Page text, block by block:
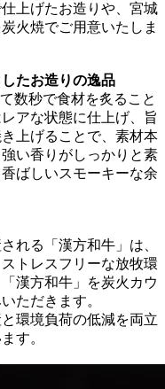
上げたお造りや、宮城
火焼でご用意いたしま
たお造りの逸品
数秒で食材を炙ること
アな状態に仕上げ、旨
上げることで、素材本
い香りがしっかりと素
ばしいスモーキーな余
れる「漢方和牛」は、
トレスフリーな放牧環
漢方和牛」を炭火カウ
ただきます。
環境負荷の低減を両立
す。